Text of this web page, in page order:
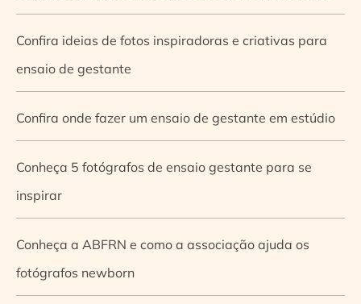
Confira ideias de fotos inspiradoras e criativas para
ensaio de gestante
Confira onde fazer um ensaio de gestante em estúdio
Conheça 5 fotógrafos de ensaio gestante para se
inspirar
Conheça a ABFRN e como a associação ajuda os
fotógrafos newborn